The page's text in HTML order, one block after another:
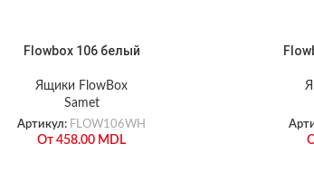
Flowbox 106 белый
Ящики FlowBox
Samet
Артикул: FLOW106WH
От 458.00 MDL